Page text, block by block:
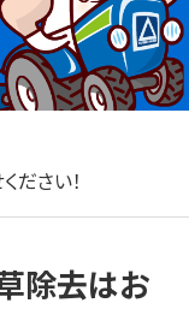
ださい！
除去はお